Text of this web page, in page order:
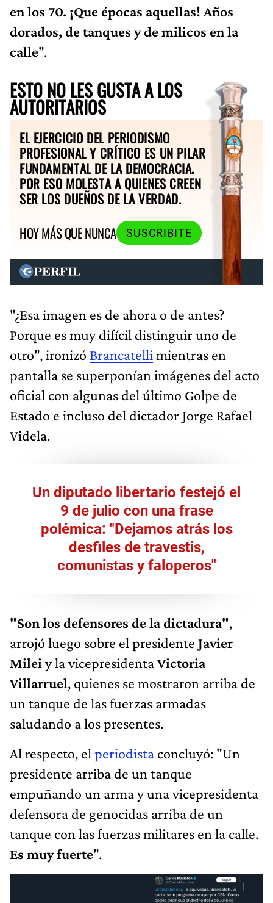
en los 70. ¡Que épocas aquellas! Años
dorados, de tanques y de milicos en la
calle".
ESTO NO LES GUSTA A LOS
AUTORITARIOS
EL EJERCICIO DEL PERIODISMO
PROFESIONAL Y CRÍTICO ES UN PILAR
FUNDAMENTAL DE LA DEMOCRACIA.
POR ESO MOLESTA A QUIENES CREEN
SER LOS DUEÑOS DE LA VERDAD.
HOY MÁS QUE NUNCA
SUSCRIBITE
"¿Esa imagen es de ahora o de antes?
Porque es muy difícil distinguir uno de
otro", ironizó Brancatelli mientras en
pantalla se superponían imágenes del acto
oficial con algunas del último Golpe de
Estado e incluso del dictador Jorge Rafael
Videla.
Un diputado libertario festejó el
9 de julio con una frase
polémica: "Dejamos atrás los
desfiles de travestis,
comunistas y faloperos"
"Son los defensores de la dictadura",
arrojó luego sobre el presidente Javier
Milei y la vicepresidentaVictoria
Villarruel, quienes se mostraron arriba de
un tanque de las fuerzas armadas
saludando a los presentes.
Al respecto, el periodista concluyó: "Un
presidente arriba de un tanque
empuñando un arma y una vicepresidenta
defensora de genocidas arriba de un
tanque con las fuerzas militares en la calle.
Es muy fuerte".